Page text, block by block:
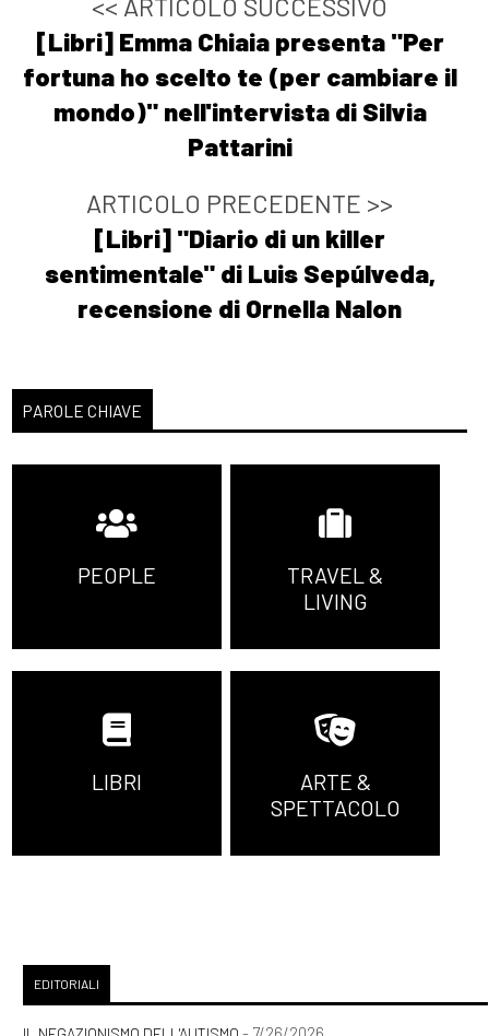
<< ARTICOLO SUCCESSIVO
[Libri] Emma Chiaia presenta "Per
fortuna ho scelto te (per cambiare il
mondo)" nell'intervista di Silvia
Pattarini
ARTICOLO PRECEDENTE >>
[Libri] "Diario di un killer
sentimentale" di Luis Sepúlveda,
recensione di Ornella Nalon
PAROLE CHIAVE
PEOPLE
TRAVEL &
LIVING
LIBRI
ARTE &
SPETTACOLO
EDITORIALI